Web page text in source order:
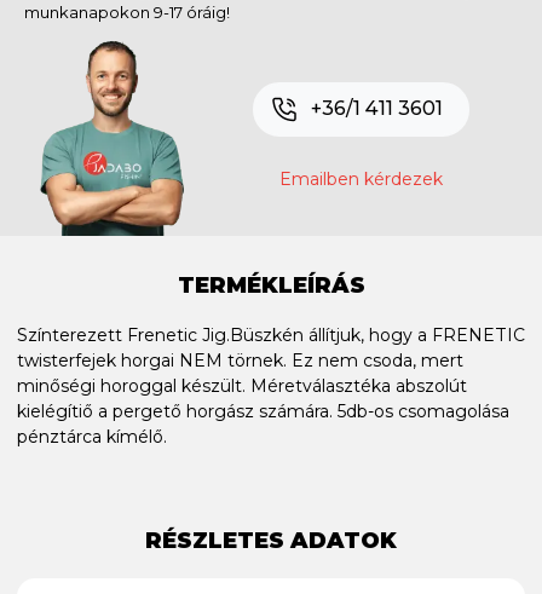
munkanapokon 9-17 óráig!
+36/1 411 3601
Emailben kérdezek
TERMÉKLEÍRÁS
Színterezett Frenetic Jig.Büszkén állítjuk, hogy a FRENETIC
twisterfejek horgai NEM törnek. Ez nem csoda, mert
minőségi horoggal készült. Méretválasztéka abszolút
kielégítiő a pergető horgász számára. 5db-os csomagolása
pénztárca kímélő.
RÉSZLETES ADATOK